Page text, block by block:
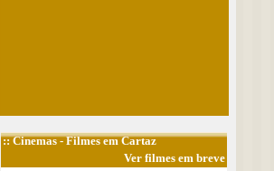
::Cinemas- Filmes em Cartaz
Ver filmes em breve